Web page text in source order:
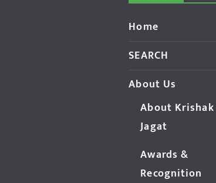
Home
SEARCH
About Us
About Krishak
Jagat
Awards &
Recognition